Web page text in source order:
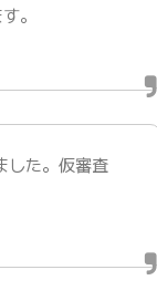
。
した。仮審査